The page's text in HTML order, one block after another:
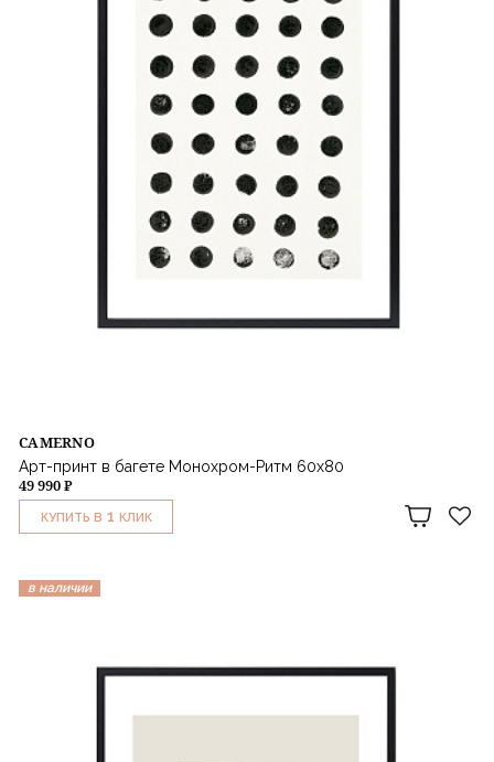
CAMERNO
Арт-принт в багете Монохром-Ритм 60х80
49 990 ₽
КУПИТЬ В 1 КЛИК
в наличии